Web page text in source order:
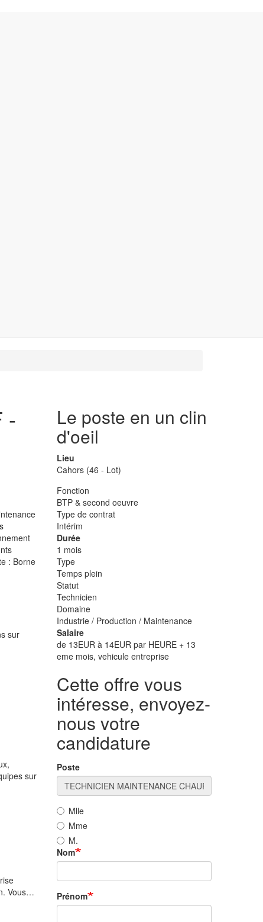
-
: Borne
sur
sur
Vous…
Le poste en un clin
d'oeil
Lieu
Cahors (46 - Lot)
Fonction
BTP & second oeuvre
Type de contrat
Intérim
Durée
1 mois
Type
Temps plein
Statut
Technicien
Domaine
Industrie / Production / Maintenance
Salaire
de 13EUR à 14EUR par HEURE + 13
eme mois, vehicule entreprise
Cette offre vous
intéresse, envoyez-
nous votre
candidature
Poste
Mlle
Mme
M.
Nom
Prénom